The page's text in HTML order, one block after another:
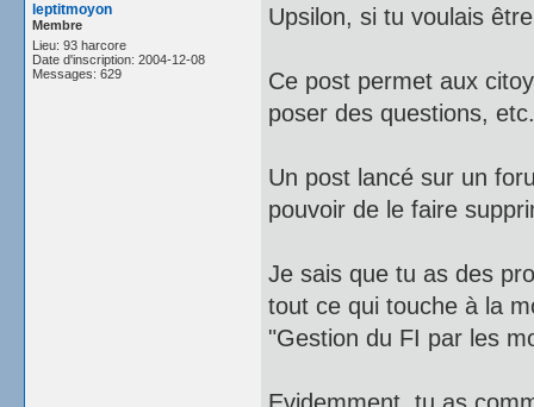
leptitmoyon
Membre
Lieu: 93 harcore
Date d'inscription: 2004-12-08
Messages: 629
Upsilon, si tu voulais
Ce post permet aux
poser des questions, etc.
Un post lancé sur un
pouvoir de le faire
Je sais que tu as des
tout ce qui touche à la
"Gestion du FI par les